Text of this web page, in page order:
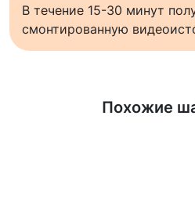
В течение 15-30 минут
смонтированную
Похожие
Узнать